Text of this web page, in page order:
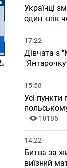
Українці
один клік
17:22
Дівчата з
15:58
Усі пункти
10186
14:22
Битва за
виїзний